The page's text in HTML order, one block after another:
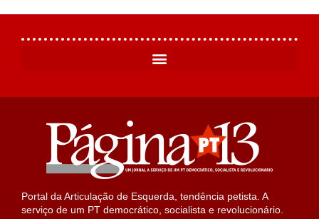
Portal da Articulação de Esquerda, tendência petista. A
serviço de um PT democrático, socialista e revolucionário.